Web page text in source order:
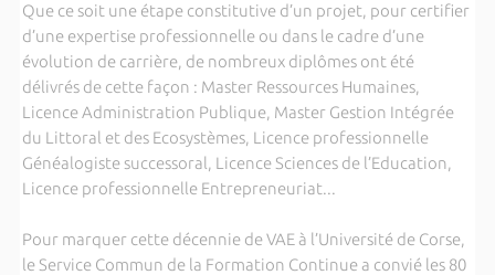
Que ce soit une étape constitutive d’un projet, pour certifier
d’une expertise professionnelle ou dans le cadre d’une
évolution de carrière, de nombreux diplômes ont été
délivrés de cette façon : Master Ressources Humaines,
Licence Administration Publique, Master Gestion Intégrée
du Littoral et des Ecosystèmes, Licence professionnelle
Généalogiste successoral, Licence Sciences de l’Education,
Licence professionnelle Entrepreneuriat...
Pour marquer cette décennie de VAE à l’Université de Corse,
le Service Commun de la Formation Continue a convié les 80